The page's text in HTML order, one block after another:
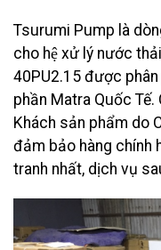
Tsurumi Pump là
cho hệ xử lý nước
40PU2.15 được
phần Matra Quốc
Khách sản phẩm do
đảm bảo hàng chính
tranh nhất, dịch vụ